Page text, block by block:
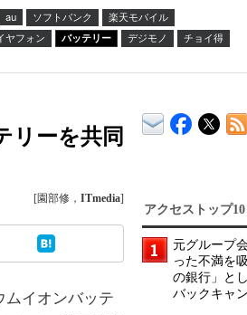
au ソフトバンク
楽天モバイル
ヤフォン バッテリー デジモノ
チョイ得
リーを共同
[園部修， ITmedia]
イオンバッテ
アクセストップ10
元グループ
った不満を
の銀行」と
バックキャ